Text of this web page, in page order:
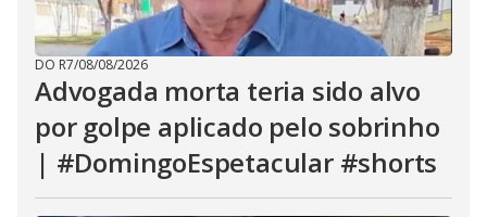
DO R7/08/08/2026
Advogada morta teria sido alvo
por golpe aplicado pelo sobrinho
| #DomingoEspetacular #shorts